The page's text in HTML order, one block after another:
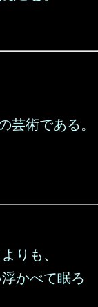
芸術である。
りも、
かべて眠ろ